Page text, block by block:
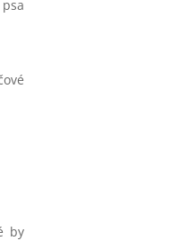
by